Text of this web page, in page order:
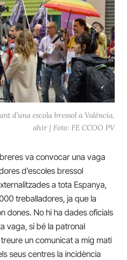
d’una escola bressol a València,
ahir | Foto: FE CCOO PV
va convocar una vaga
d’escoles bressol
a tota Espanya,
treballadores, ja que la
dones. No hi ha dades oficials
vaga, si bé la patronal
un comunicat a mig matí
seus centres la incidència